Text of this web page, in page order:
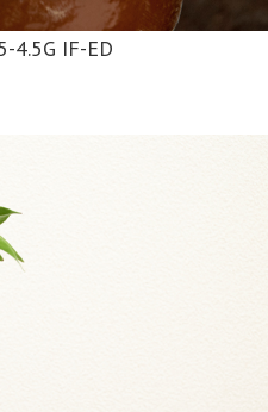
4.5G IF-ED